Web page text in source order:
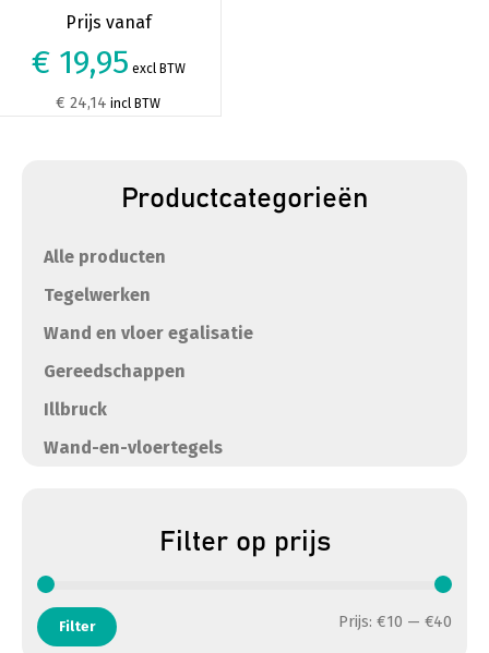
€ 19,95 excl BTW
€ 24,14 incl BTW
Productcategorieën
Alle producten
Tegelwerken
Wand en vloer egalisatie
Gereedschappen
Illbruck
Wand-en-vloertegels
Filter op prijs
Filter Prijs: €10 — €40